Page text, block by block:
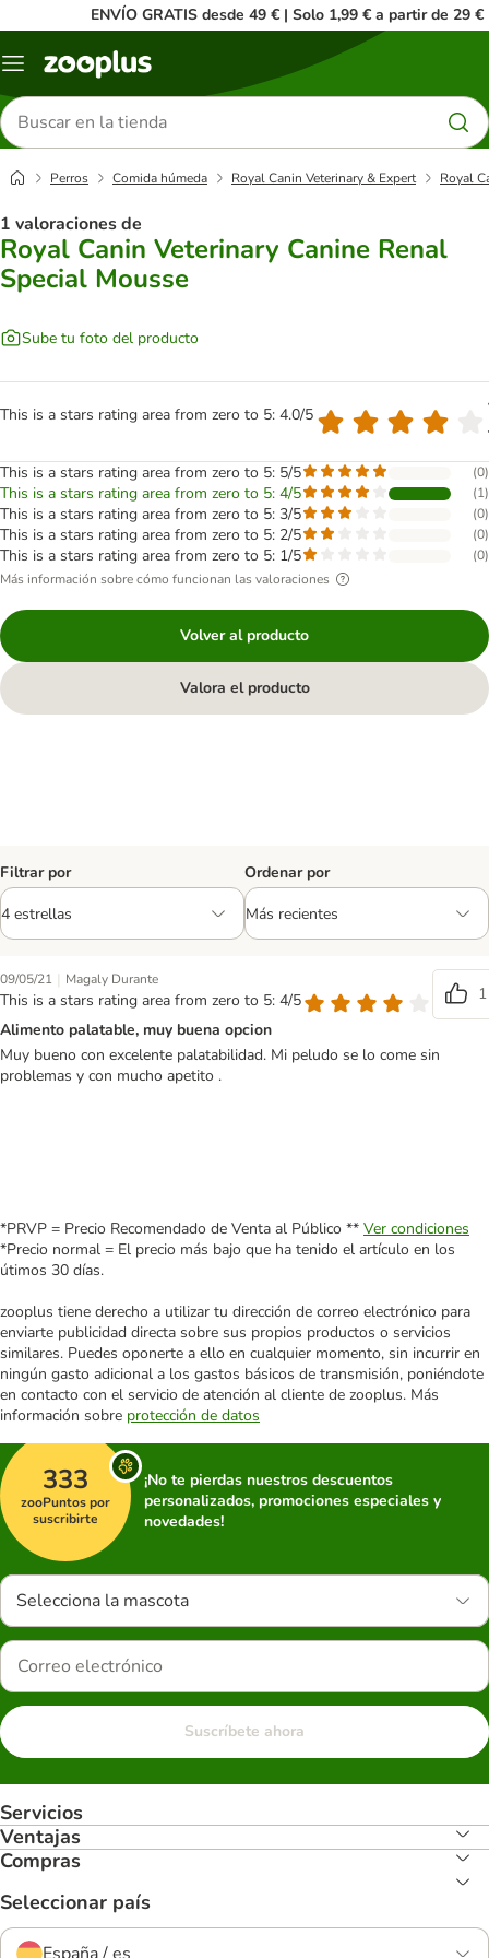
ENVÍO GRATIS desde 49 € | Solo 1,99 € a partir de 29 €
Menú
Buscar
productos
Perros Comida húmeda Royal Canin Veterinary & Expert Royal
1 valoraciones de
Royal Canin Veterinary Canine Renal
Special Mousse
Sube tu foto del producto
This is a stars rating area from zero to 5: 4.0/5
This is a stars rating area from zero to 5: 5/5 (0)
This is a stars rating area from zero to 5: 4/5 (1)
This is a stars rating area from zero to 5: 3/5 (0)
This is a stars rating area from zero to 5: 2/5 (0)
This is a stars rating area from zero to 5: 1/5 (0)
Más información sobre cómo funcionan las valoraciones
Volver al producto
Valora el producto
Filtrar por Ordenar por
09/05/21 | Magaly Durante
This is a stars rating area from zero to 5: 4/5
1
Alimento palatable, muy buena opcion
Muy bueno con excelente palatabilidad. Mi peludo se lo come sin
problemas y con mucho apetito .
*PRVP = Precio Recomendado de Venta al Público ** Ver condiciones
*Precio normal = El precio más bajo que ha tenido el artículo en los
útimos 30 días.
zooplus tiene derecho a utilizar tu dirección de correo electrónico para
enviarte publicidad directa sobre sus propios productos o servicios
similares. Puedes oponerte a ello en cualquier momento, sin incurrir en
ningún gasto adicional a los gastos básicos de transmisión, poniéndote
en contacto con el servicio de atención al cliente de zooplus. Más
información sobre protección de datos
333
zooPuntos por
suscribirte
¡No te pierdas nuestros descuentos
personalizados, promociones especiales y
novedades!
Selecciona la mascota
Suscríbete ahora
Servicios
Ventajas
Compras
Seleccionar país